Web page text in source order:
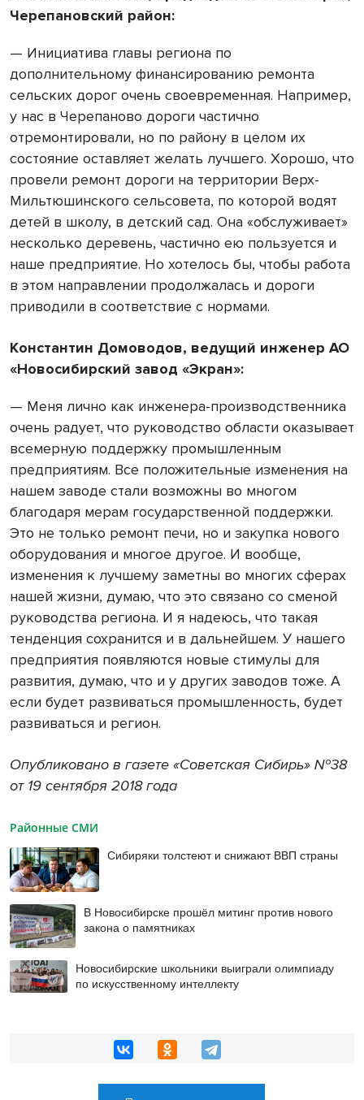
Черепановский район:
— Инициатива главы региона по
дополнительному финансированию ремонта
сельских дорог очень своевременная. Например,
у нас в Черепаново дороги частично
отремонтировали, но по району в целом их
состояние оставляет желать лучшего. Хорошо, что
провели ремонт дороги на территории Верх-
Мильтюшинского сельсовета, по которой водят
детей в школу, в детский сад. Она «обслуживает»
несколько деревень, частично ею пользуется и
наше предприятие. Но хотелось бы, чтобы работа
в этом направлении продолжалась и дороги
приводили в соответствие с нормами.
Константин Домоводов, ведущий инженер АО
«Новосибирский завод «Экран»:
— Меня лично как инженера-производственника
очень радует, что руководство области оказывает
всемерную поддержку промышленным
предприятиям. Все положительные изменения на
нашем заводе стали возможны во многом
благодаря мерам государственной поддержки.
Это не только ремонт печи, но и закупка нового
оборудования и многое другое. И вообще,
изменения к лучшему заметны во многих сферах
нашей жизни, думаю, что это связано со сменой
руководства региона. И я надеюсь, что такая
тенденция сохранится и в дальнейшем. У нашего
предприятия появляются новые стимулы для
развития, думаю, что и у других заводов тоже. А
если будет развиваться промышленность, будет
развиваться и регион.
Опубликовано в газете «Советская Сибирь» №38
от 19 сентября 2018 года
Районные СМИ
Сибиряки толстеют и снижают ВВП страны
В Новосибирске прошёл митинг против нового
закона о памятниках
Новосибирские школьники выиграли олимпиаду
по искусственному интеллекту